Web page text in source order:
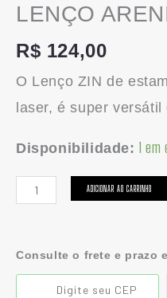
LENÇO
R$ 124,00
O Lenço ZIN de
laser, é super
Disponibilidade: 1 em
ADICIONAR AO CARRINHO
Consulte o frete e prazo